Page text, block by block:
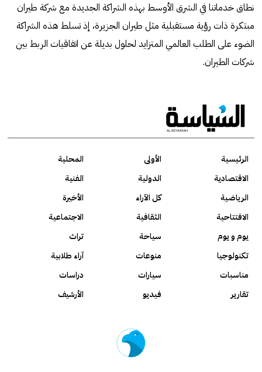
نطاق خدماتنا في الشرق الأوسط بهذه الشراكة الجديدة مع شركة طيران
مبتكرة ذات رؤية مستقبلية مثل طيران الجزيرة، إذ تسلط هذه الشراكة
الضوء على الطلب العالمي المتزايد لحلول بديلة عن اتفاقيات الربط بين
شركات الطيران.
الرئيسية الأولى
المحلية
الاقتصادية
الدولية
الفنية
الرياضية
كل الآراء
الأخيرة
الافتتاحية
الثقافية
الاجتماعية
يوم و يوم
سياحة
تراث
تكنولوجيا
منوعات
آراء طلابية
مناسبات
سيارات
دراسات
تقارير
فيديو الأرشيف